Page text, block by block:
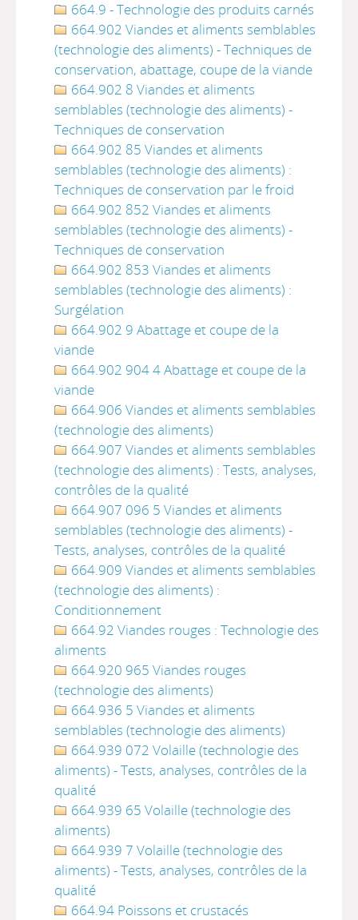
664.9 - Technologie des produits carnés
664.902 Viandes et aliments semblables
(technologie des aliments) - Techniques de
conservation, abattage, coupe de la viande
664.902 8 Viandes et aliments
semblables (technologie des aliments) -
Techniques de conservation
664.902 85 Viandes et aliments
semblables (technologie des aliments) :
Techniques de conservation par le froid
664.902 852 Viandes et aliments
semblables (technologie des aliments) -
Techniques de conservation
664.902 853 Viandes et aliments
semblables (technologie des aliments) :
Surgélation
664.902 9 Abattage et coupe de la
viande
664.902 904 4 Abattage et coupe de la
viande
664.906 Viandes et aliments semblables
(technologie des aliments)
664.907 Viandes et aliments semblables
(technologie des aliments) : Tests, analyses,
contrôles de la qualité
664.907 096 5 Viandes et aliments
semblables (technologie des aliments) -
Tests, analyses, contrôles de la qualité
664.909 Viandes et aliments semblables
(technologie des aliments) :
Conditionnement
664.92 Viandes rouges : Technologie des
aliments
664.920 965 Viandes rouges
(technologie des aliments)
664.936 5 Viandes et aliments
semblables (technologie des aliments)
664.939 072 Volaille (technologie des
aliments) - Tests, analyses, contrôles de la
qualité
664.939 65 Volaille (technologie des
aliments)
664.939 7 Volaille (technologie des
aliments) - Tests, analyses, contrôles de la
qualité
664.94 Poissons et crustacés